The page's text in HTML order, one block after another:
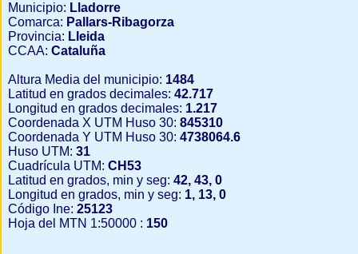
Municipio: Lladorre
Comarca: Pallars-Ribagorza
Provincia: Lleida
CCAA: Cataluña
Altura Media del municipio: 1484
Latitud en grados decimales: 42.717
Longitud en grados decimales: 1.217
Coordenada X UTM Huso 30: 845310
Coordenada Y UTM Huso 30: 4738064.6
Huso UTM: 31
Cuadrícula UTM: CH53
Latitud en grados, min y seg: 42, 43, 0
Longitud en grados, min y seg: 1, 13, 0
Código Ine: 25123
Hoja del MTN 1:50000 : 150